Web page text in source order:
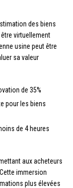
des biens
virtuellement
usine peut être
sa valeur
de 35%
pour les biens
de 4 heures
aux acheteurs
immersion
plus élevées